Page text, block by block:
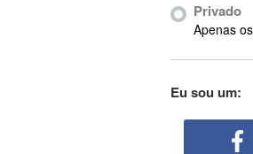
Ableton Live
Abstract
Privado
Apenas
Eu sou um: